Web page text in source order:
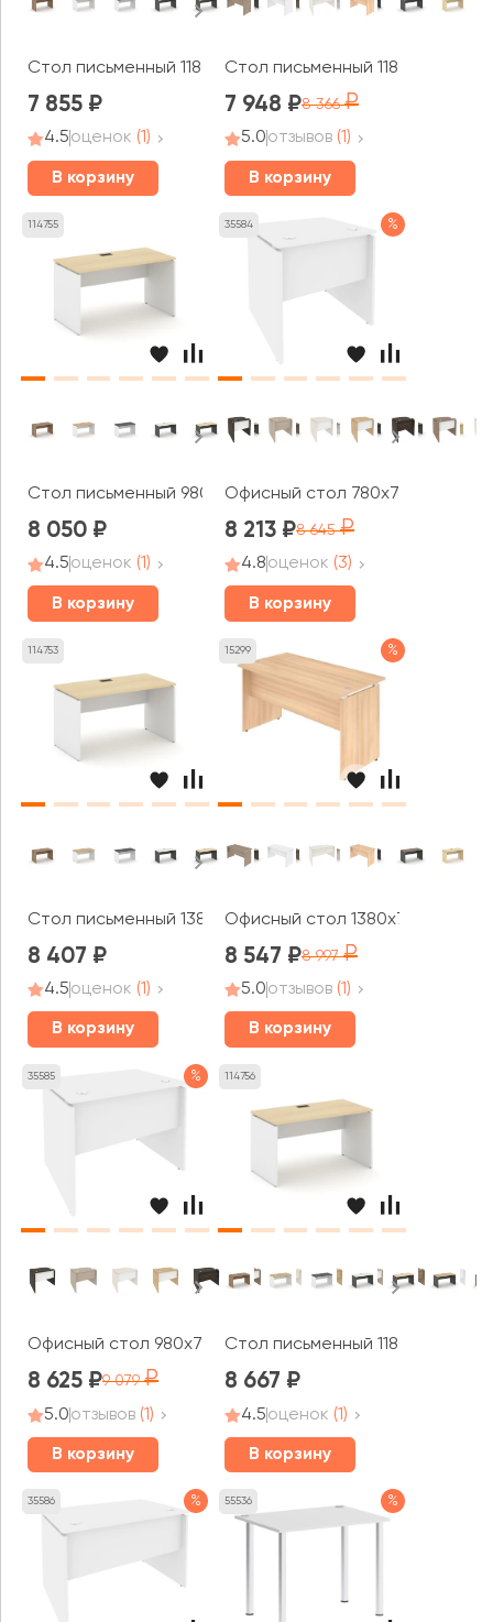
Стол письменный 1180x600x750 Стайл Проджект /
7 855
4.5оценок (1)
В корзину
Стол письменный
7 948 8 366
5.0отзывов (1)
В корзину
114755
Стол письменный 980x700x750 Стайл Проджект /
8 050
4.5оценок (1)
В корзину
35584 %
Офисный стол 780x720x750
8 213 8 645
4.8оценок (3)
В корзину
114753
Стол письменный 1380x600x750 Стайл Проджект /
8 407
4.5оценок (1)
В корзину
15299 %
Офисный стол 1380x720x755
8 547 8 997
5.0отзывов (1)
В корзину
35585 %
Офисный стол 980x720x750 Оникс / Onix
8 625 9 079
5.0отзывов (1)
В корзину
114756
Стол письменный
8 667
4.5оценок (1)
В корзину
35586 % 55536 %